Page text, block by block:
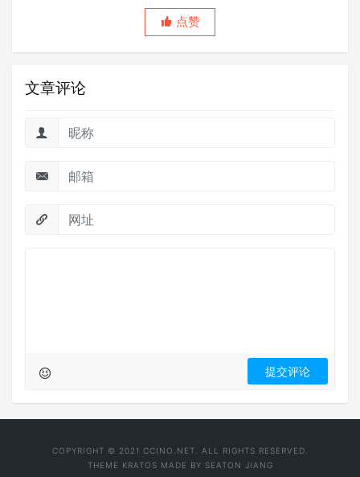
点赞
文章评论
COPYRIGHT © 2021 CCINO.NET. ALL RIGHTS RESERVED.
THEME KRATOS MADE BY SEATON JIANG